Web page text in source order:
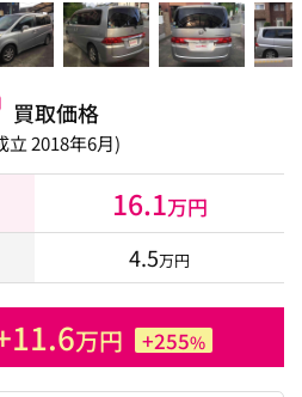
買取価格
立 2018年6月)
16.1万円
4.5万円
万円 +255%